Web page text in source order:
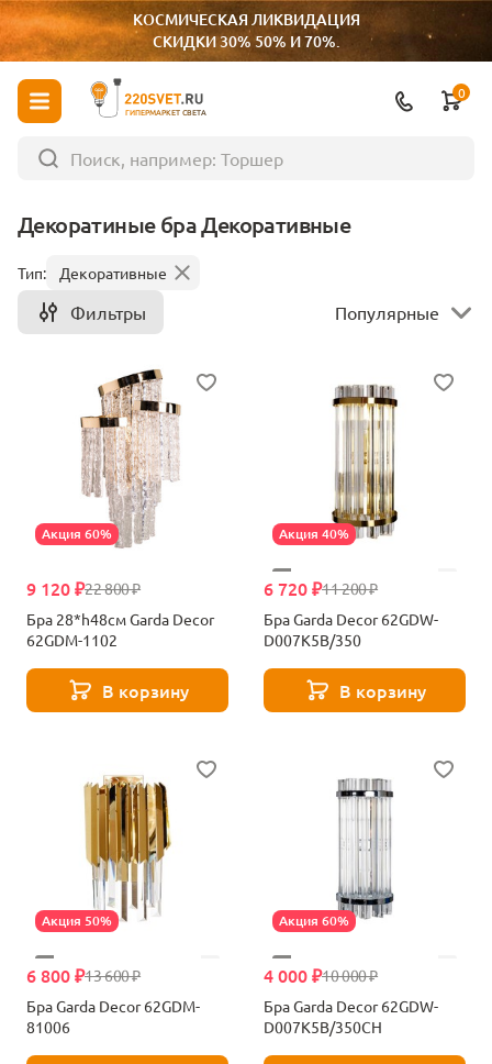
КОСМИЧЕСКАЯ ЛИКВИДАЦИЯ
СКИДКИ 30% 50% И 70%.
ГИПЕРМАРКЕТ СВЕТА
0
Декоратиные бра Декоративные
Тип: Декоративные
Фильтры Популярные
Акция 60%
22 800 ₽
9 120 ₽
Бра 28*h48см Garda Decor
62GDM-1102
В корзину
Акция 40%
11 200 ₽
6 720 ₽
Бра Garda Decor 62GDW-
D007K5B/350
В корзину
Акция 50%
13 600 ₽
6 800 ₽
Бра Garda Decor 62GDM-
81006
Акция 60%
10 000 ₽
4 000 ₽
Бра Garda Decor 62GDW-
D007K5B/350CH